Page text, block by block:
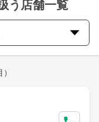
う店舗一覧